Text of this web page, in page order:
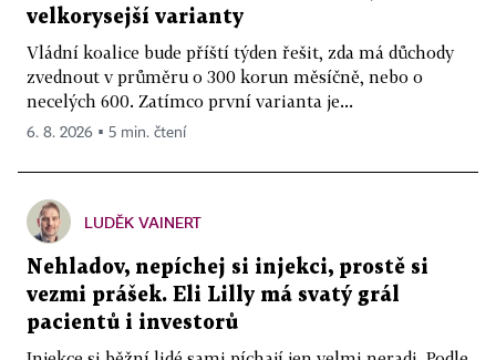
velkorysejší varianty
Vládní koalice bude příští týden řešit, zda má důchody
zvednout v průměru o 300 korun měsíčně, nebo o
necelých 600. Zatímco první varianta je...
6. 8. 2026 ▪ 5 min. čtení
LUDĚK VAINERT
Nehladov, nepíchej si injekci, prostě si
vezmi prášek. Eli Lilly má svatý grál
pacientů i investorů